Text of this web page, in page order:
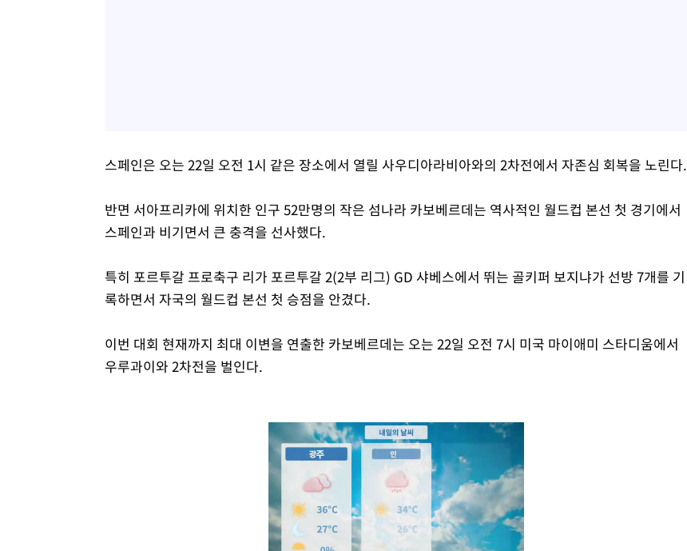
스페인은 오는 22일 오전 1시 같은 장소에서 열릴 사우디아라비아와의 2차전에서 자존심 회복을 노린다.
반면 서아프리카에 위치한 인구 52만명의 작은 섬나라 카보베르데는 역사적인 월드컵 본선 첫 경기에서
스페인과 비기면서 큰 충격을 선사했다.
특히 포르투갈 프로축구 리가 포르투갈 2(2부 리그) GD 샤베스에서 뛰는 골키퍼 보지냐가 선방 7개를 기
록하면서 자국의 월드컵 본선 첫 승점을 안겼다.
이번 대회 현재까지 최대 이변을 연출한 카보베르데는 오는 22일 오전 7시 미국 마이애미 스타디움에서
우루과이와 2차전을 벌인다.